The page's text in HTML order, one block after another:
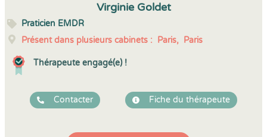
Virginie Goldet
Praticien EMDR
Présent dans plusieurs cabinets : Paris, Paris
Thérapeute engagé(e) !
Contacter Fiche du thérapeute